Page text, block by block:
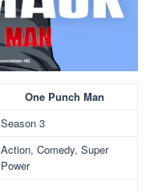
One Punch Man
Season 3
Action, Comedy, Super
Power